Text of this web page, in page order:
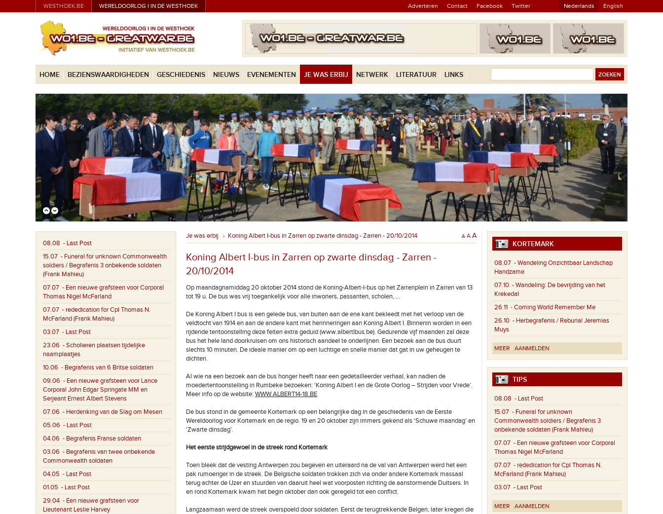
WESTHOEK.BE WERELDOORLOG I IN DE WESTHOEK Adverteren Contact Facebook Twitter Nederlands English
HOME BEZIENSWAARDIGHEDEN GESCHIEDENIS NIEUWS EVENEMENTEN JE WAS ERBIJ NETWERK LITERATUUR LINKS
08.08 - Last Post
15.07 - Funeral for unknown Commonwealth
soldiers / Begrafenis 3 onbekende soldaten
(Frank Mahieu)
07.07 - Een nieuwe grafsteen voor Corporal
Thomas Nigel McFarland
07.07 - rededication for Cpl Thomas N.
McFarland (Frank Mahieu)
03.07 - Last Post
23.06 - Scholieren plaatsen tijdelijke
naamplaatjes
10.06 - Begrafenis van 6 Britse soldaten
09.06 - Een nieuwe grafsteen voor Lance
Corporal John Edgar Springate MM en
Serjeant Ernest Albert Stevens
07.06 - Herdenking van de Slag om Mesen
05.06 - Last Post
04.06 - Begrafenis Franse soldaten
03.06 - Begrafenis van twee onbekende
Commonwealth soldaten
04.05 - Last Post
01.05 - Last Post
29.04 - Een nieuwe grafsteen voor
Lieutenant Leslie Harvey
Je was erbij › Koning Albert I-bus in Zarren op zwarte dinsdag - Zarren - 20/10/2014 A A A
Koning Albert I-bus in Zarren op zwarte dinsdag - Zarren -
20/10/2014
Op maandagnamiddag 20 oktober 2014 stond de Koning-Albert-I-bus op het Zarrenplein in Zarren van 13
tot 19 u. De bus was vrij toegankelijk voor alle inwoners, passanten, scholen, ...
De Koning Albert I bus is een gelede bus, van buiten aan de ene kant bekleedt met het verloop van de
veldtocht van 1914 en aan de andere kant met herinneringen aan Koning Albert I. Binnenin worden in een
rijdende tentoonstelling deze feiten extra geduid (www.albertIbus.be). Gedurende vijf maanden zal deze
bus het hele land doorkruisen om ons historisch aandeel te onderlijnen. Een bezoek aan de bus duurt
slechts 10 minuten. De ideale manier om op een luchtige en snelle manier dat gat in uw geheugen te
dichten.
Al wie na een bezoek aan de bus honger heeft naar een gedetailleerder verhaal, kan nadien de
moedertentoonstelling in Rumbeke bezoeken: ‘Koning Albert I en de Grote Oorlog – Strijden voor Vrede’.
Meer info op de website: WWW.ALBERT14-18.BE
De bus stond in de gemeente Kortemark op een belangrijke dag in de geschiedenis van de Eerste
Wereldoorlog voor Kortemark en de regio. 19 en 20 oktober zijn immers gekend als ‘Schuwe maandag’ en
‘Zwarte dinsdag’.
Het eerste strijdgewoel in de streek rond Kortemark
Toen bleek dat de vesting Antwerpen zou begeven en uiteraard na de val van Antwerpen werd het een
pak rumoeriger in de streek. De Belgische soldaten trokken zich via onder andere Kortemark massaal
terug achter de IJzer en stuurden van daaruit heel wat voorposten richting de aanstormende Duitsers. In
en rond Kortemark kwam het begin oktober dan ook geregeld tot een conflict.
Langzaamaan werd de streek overspoeld door soldaten. Eerst de terugtrekkende Belgen, later kregen die
KORTEMARK
08.07 - Wandeling Onzichtbaar Landschap
Handzame
07.10 - Wandeling: De bevrijding van het
Krekedal
26.11 - Coming World Remember Me
26.10 - Herbegrafenis / Reburial Jeremias
Muys
MEER AANMELDEN
TIPS
08.08 - Last Post
15.07 - Funeral for unknown
Commonwealth soldiers / Begrafenis 3
onbekende soldaten (Frank Mahieu)
07.07 - Een nieuwe grafsteen voor Corporal
Thomas Nigel McFarland
07.07 - rededication for Cpl Thomas N.
McFarland (Frank Mahieu)
03.07 - Last Post
MEER AANMELDEN